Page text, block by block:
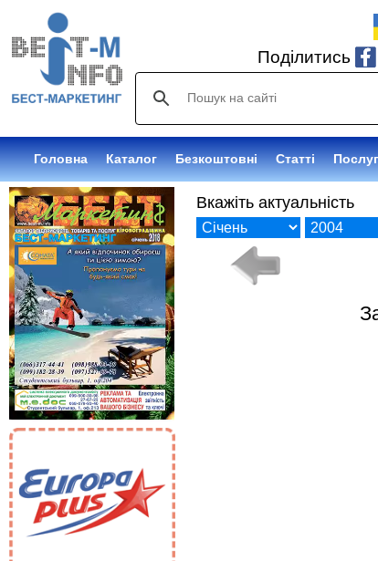
Поділитись
Головна Каталог Оголошення Статті
Вкажіть актуальність